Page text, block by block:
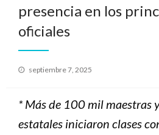
presencia en los
oficiales
Publicado
septiembre 7, 2025
* Más de 100 mil maestras
estatales iniciaron clases